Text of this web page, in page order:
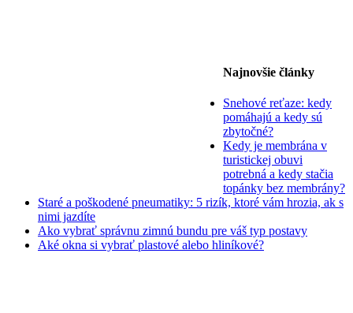
Najnovšie články
Snehové reťaze: kedy
pomáhajú a kedy sú
zbytočné?
Kedy je membrána v
turistickej obuvi
potrebná a kedy stačia
topánky bez membrány?
Staré a poškodené pneumatiky: 5 rizík, ktoré vám hrozia, ak s
nimi jazdíte
Ako vybrať správnu zimnú bundu pre váš typ postavy
Aké okna si vybrať plastové alebo hliníkové?